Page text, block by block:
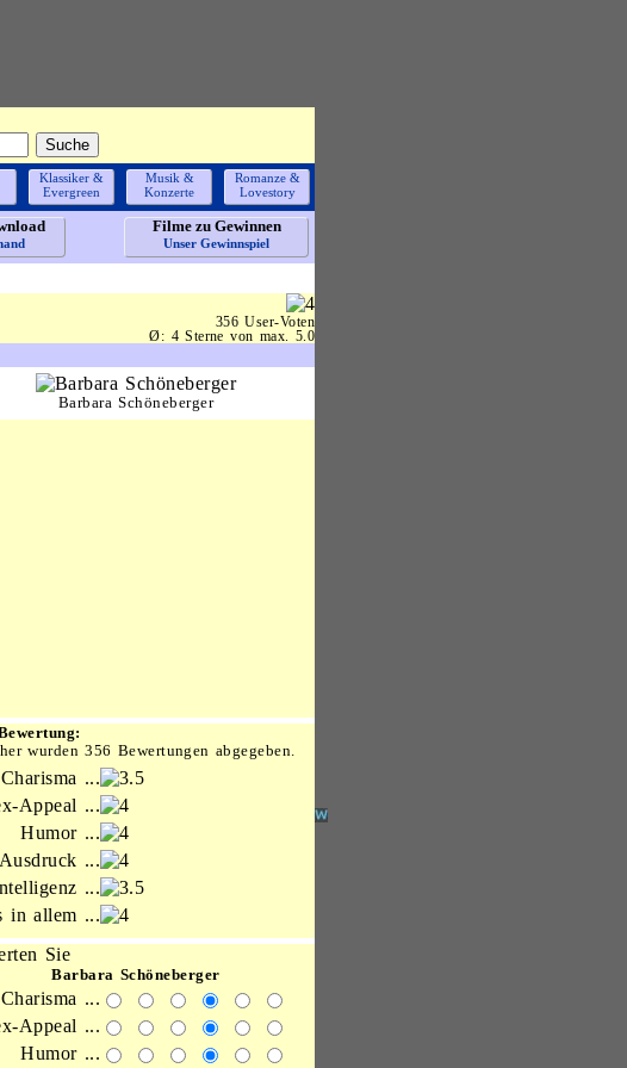
Klassiker &
Evergreen
Musik &
Konzerte
Romanze &
Lovestory
Filme zu Gewinnen
Unser Gewinnspiel
356 User-Voten
Ø: 4 Sterne von max. 5.0
Barbara Schöneberger
wurden 356 Bewertungen abgegeben.
Charisma ...
Appeal ...
Humor ...
Ausdruck ...
...
in allem ...
Sie
Barbara Schöneberger
Charisma ...
Appeal ...
Humor ...